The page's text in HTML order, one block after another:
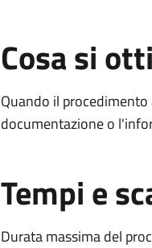
Cosa si
Quando il
documentazione o
Tempi e
Durata massima del